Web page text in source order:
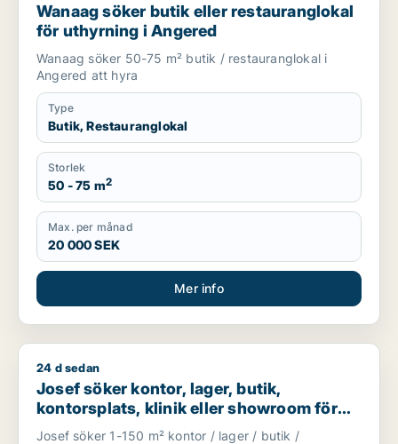
Wanaag söker butik eller restauranglokal
för uthyrning i Angered
Wanaag söker 50-75 m² butik / restauranglokal i
Angered att hyra
Type
Butik, Restauranglokal
Storlek
50 - 75 m2
Max. per månad
20 000 SEK
Mer info
Josef söker kontor, lager, butik, kontorsplats, klinik eller
24 d sedan
Josef söker kontor, lager, butik,
kontorsplats, klinik eller showroom för
uthyrning i Göteborg
Josef söker 1-150 m² kontor / lager / butik /